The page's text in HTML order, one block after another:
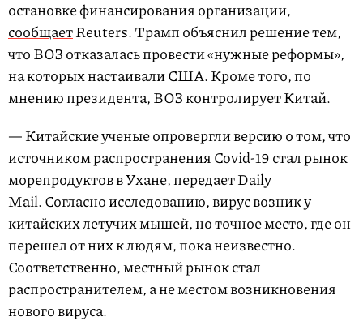
остановке финансирования организации,
сообщаетReuters. Трамп объяснил решение тем,
что ВОЗ отказалась провести «нужные реформы»,
на которых настаивали США. Кроме того, по
мнению президента, ВОЗ контролирует Китай.
— Китайские ученые опровергли версию о том, что
источником распространения Covid-19 стал рынок
морепродуктов в Ухане,передаетDaily
Mail. Согласно исследованию, вирус возник у
китайских летучих мышей, но точное место, где он
перешел от них к людям, пока неизвестно.
Соответственно, местный рынок стал
распространителем, а не местом возникновения
нового вируса.